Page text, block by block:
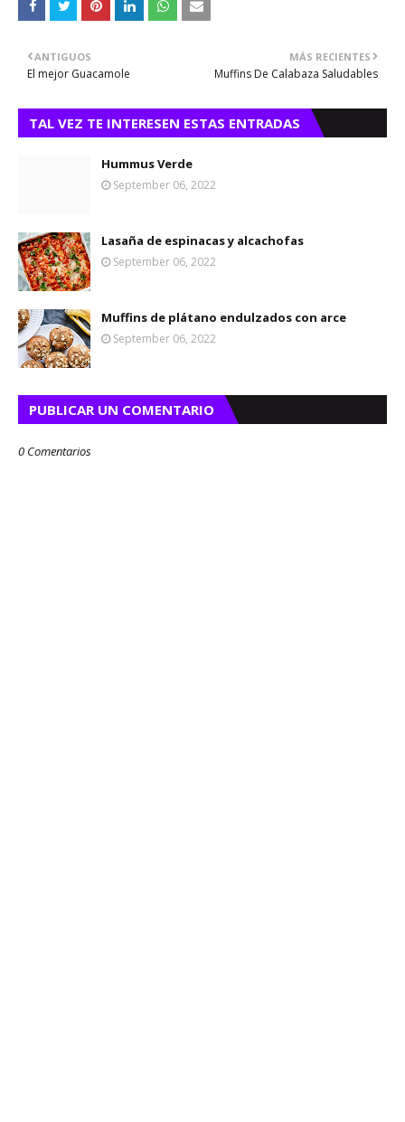
MÁS RECIENTES
Muffins De Calabaza Saludables
ANTIGUOS
El mejor Guacamole
TAL VEZ TE INTERESEN ESTAS ENTRADAS
Hummus Verde
September 06, 2022
Lasaña de espinacas y alcachofas
September 06, 2022
Muffins de plátano endulzados con arce
September 06, 2022
PUBLICAR UN COMENTARIO
0 Comentarios